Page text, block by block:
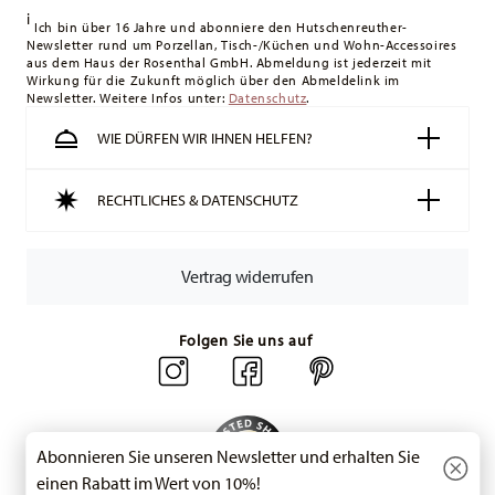
Lieferung erfolgt versandkostenfrei.
Schweiz:Lieferungen in die Schweiz sind ab 49,90 CHF
versandkostenfrei. Unter einem Bestellwert von 49,90 CHF
liegen die Versandkosten bei 36,90 CHF.
Tracking:
Sie erhalten per E-Mail einen Trackingcode, sobald
Ihr Paket auf die Reise geht.
vorrätige Artikel. Sie können die Lieferzeiten in andere
Retourenservice.
i Ich bin über 16 Jahre und abonniere den Hutschenreuther-
Newsletter rund um Porzellan, Tisch-/Küchen und Wohn-Accessoires
aus dem Haus der Rosenthal GmbH. Abmeldung ist jederzeit mit
Wirkung für die Zukunft möglich über den Abmeldelink im
Newsletter. Weitere Infos unter: Datenschutz.
WIE DÜRFEN WIR IHNEN HELFEN?
RECHTLICHES & DATENSCHUTZ
Vertrag widerrufen
Folgen Sie uns auf
Abonnieren Sie unseren Newsletter und erhalten Sie
einen Rabatt im Wert von 10%!